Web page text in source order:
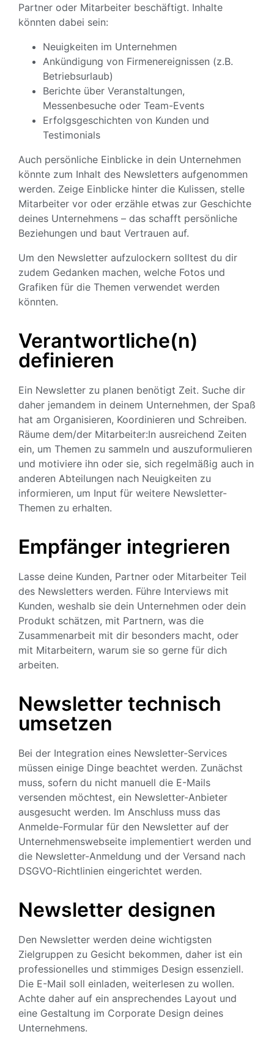
Partner oder Mitarbeiter beschäftigt. Inhalte
könnten dabei sein:
Neuigkeiten im Unternehmen
Ankündigung von Firmenereignissen (z.B.
Betriebsurlaub)
Berichte über Veranstaltungen,
Messenbesuche oder Team-Events
Erfolgsgeschichten von Kunden und
Testimonials
Auch persönliche Einblicke in dein Unternehmen
könnte zum Inhalt des Newsletters aufgenommen
werden. Zeige Einblicke hinter die Kulissen, stelle
Mitarbeiter vor oder erzähle etwas zur Geschichte
deines Unternehmens – das schafft persönliche
Beziehungen und baut Vertrauen auf.
Um den Newsletter aufzulockern solltest du dir
zudem Gedanken machen, welche Fotos und
Grafiken für die Themen verwendet werden
könnten.
Verantwortliche(n)
definieren
Ein Newsletter zu planen benötigt Zeit. Suche dir
daher jemandem in deinem Unternehmen, der Spaß
hat am Organisieren, Koordinieren und Schreiben.
Räume dem/der Mitarbeiter:In ausreichend Zeiten
ein, um Themen zu sammeln und auszuformulieren
und motiviere ihn oder sie, sich regelmäßig auch in
anderen Abteilungen nach Neuigkeiten zu
informieren, um Input für weitere Newsletter-
Themen zu erhalten.
Empfänger integrieren
Lasse deine Kunden, Partner oder Mitarbeiter Teil
des Newsletters werden. Führe Interviews mit
Kunden, weshalb sie dein Unternehmen oder dein
Produkt schätzen, mit Partnern, was die
Zusammenarbeit mit dir besonders macht, oder
mit Mitarbeitern, warum sie so gerne für dich
arbeiten.
Newsletter technisch
umsetzen
Bei der Integration eines Newsletter-Services
müssen einige Dinge beachtet werden. Zunächst
muss, sofern du nicht manuell die E-Mails
versenden möchtest, ein Newsletter-Anbieter
ausgesucht werden. Im Anschluss muss das
Anmelde-Formular für den Newsletter auf der
Unternehmenswebseite implementiert werden und
die Newsletter-Anmeldung und der Versand nach
DSGVO-Richtlinien eingerichtet werden.
Newsletter designen
Den Newsletter werden deine wichtigsten
Zielgruppen zu Gesicht bekommen, daher ist ein
professionelles und stimmiges Design essenziell.
Die E-Mail soll einladen, weiterlesen zu wollen.
Achte daher auf ein ansprechendes Layout und
eine Gestaltung im Corporate Design deines
Unternehmens.